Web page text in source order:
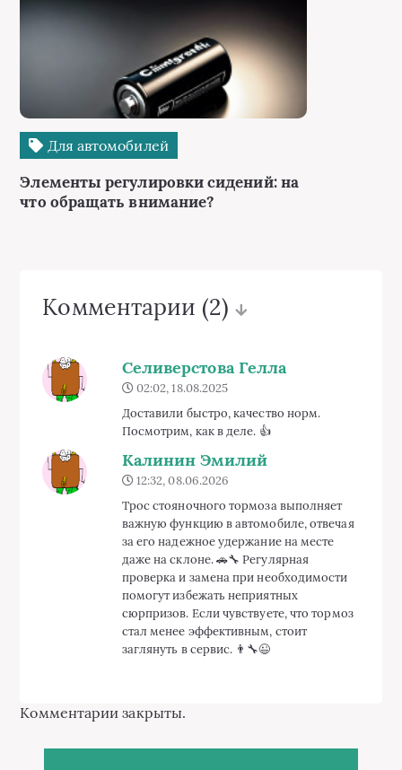
Для автомобилей
Элементы регулировки сидений: на
что обращать внимание?
Комментарии (2)
Селиверстова Гелла
02:02, 18.08.2025
Доставили быстро, качество норм.
Посмотрим, как в деле. 👍
Калинин Эмилий
12:32, 08.06.2026
Трос стояночного тормоза выполняет
важную функцию в автомобиле, отвечая
за его надежное удержание на месте
даже на склоне. 🚗🔧 Регулярная
проверка и замена при необходимости
помогут избежать неприятных
сюрпризов. Если чувствуете, что тормоз
стал менее эффективным, стоит
заглянуть в сервис. 👨‍🔧😉
Комментарии закрыты.